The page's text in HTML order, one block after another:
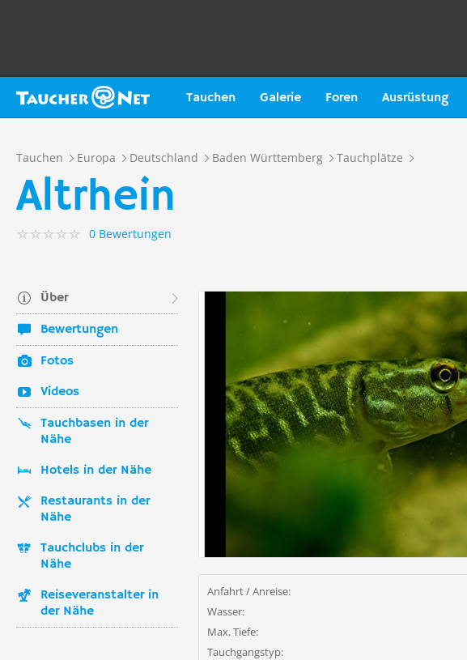
Tauchen Galerie Foren Ausrüstung
Tauchen Europa Deutschland Baden Württemberg Tauchplätze
Altrhein
0 Bewertungen
Über
Bewertungen
Fotos
Videos
Tauchbasen in der
Nähe
Hotels in der Nähe
Restaurants in der
Nähe
Tauchclubs in der
Nähe
Reiseveranstalter in
der Nähe
Anfahrt / Anreise:
Wasser:
Max. Tiefe:
Tauchgangstyp: